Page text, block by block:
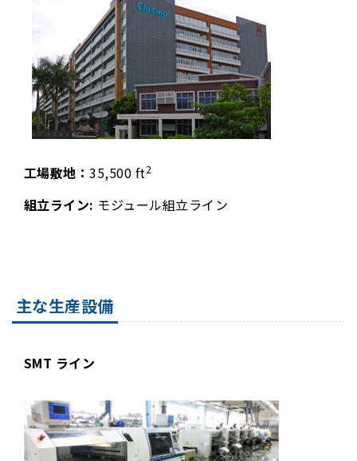
工場敷地：35,500 ft2
組立ライン: モジュール組立ライン
主な生産設備
SMT ライン